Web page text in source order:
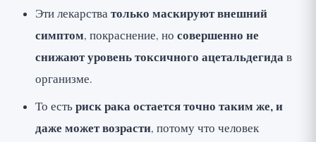
Эти лекарстватолько маскируют внешний
симптом, покраснение, но совершенно не
снижают уровень токсичного ацетальдегидав
организме.
То естьриск рака остается точно таким же, и
даже может возрасти, потому что человек